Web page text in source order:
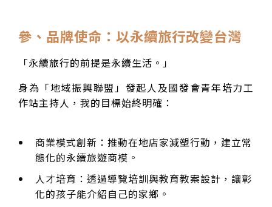
參、品牌使命：以永續旅行改變台灣
「永續旅行的前提是永續生活。」
身為「地域振興聯盟」發起人及國發會青年培力工
作站主持人，我的目標始終明確：
商業模式創新：推動在地店家減塑行動，建立常
態化的永續旅遊商模。
人才培育：透過導覽培訓與教育教案設計，讓彰
化的孩子能介紹自己的家鄉。